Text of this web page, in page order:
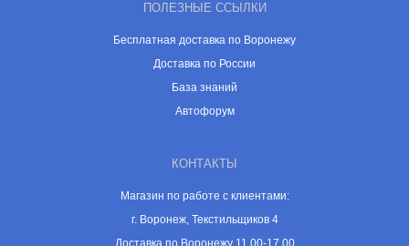
ПОЛЕЗНЫЕ ССЫЛКИ
Бесплатная доставка по Воронежу
Доставка по России
База знаний
Автофорум
КОНТАКТЫ
Магазин по работе с клиентами:
г. Воронеж, Текстильщиков 4
Доставка по Воронежу 11.00-17.00